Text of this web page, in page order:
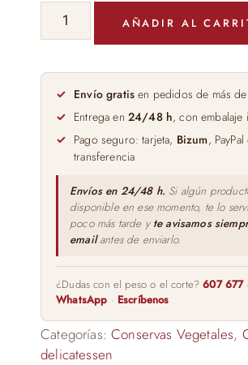
Alcachofas
Rellenas
Jamón
Navarrico
cantidad
AÑADIR AL
Envío gratis en pedidos de más
Entrega en 24/48 h, con embalaje
Pago seguro: tarjeta, Bizum,
transferencia
Envíos en 24/48 h. Si algún
disponible en ese momento, te lo
poco más tarde y te avisamos
emailantes de enviarlo.
¿Dudas con el peso o el corte?607 677
WhatsApp · Escríbenos
Categorías:Conservas Vegetales,
delicatessen